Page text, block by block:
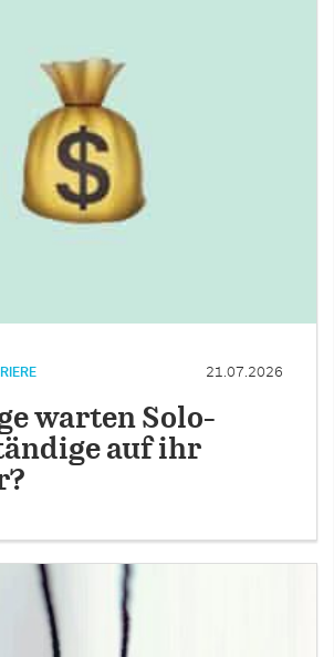
21.07.2026
warten Solo-
auf ihr